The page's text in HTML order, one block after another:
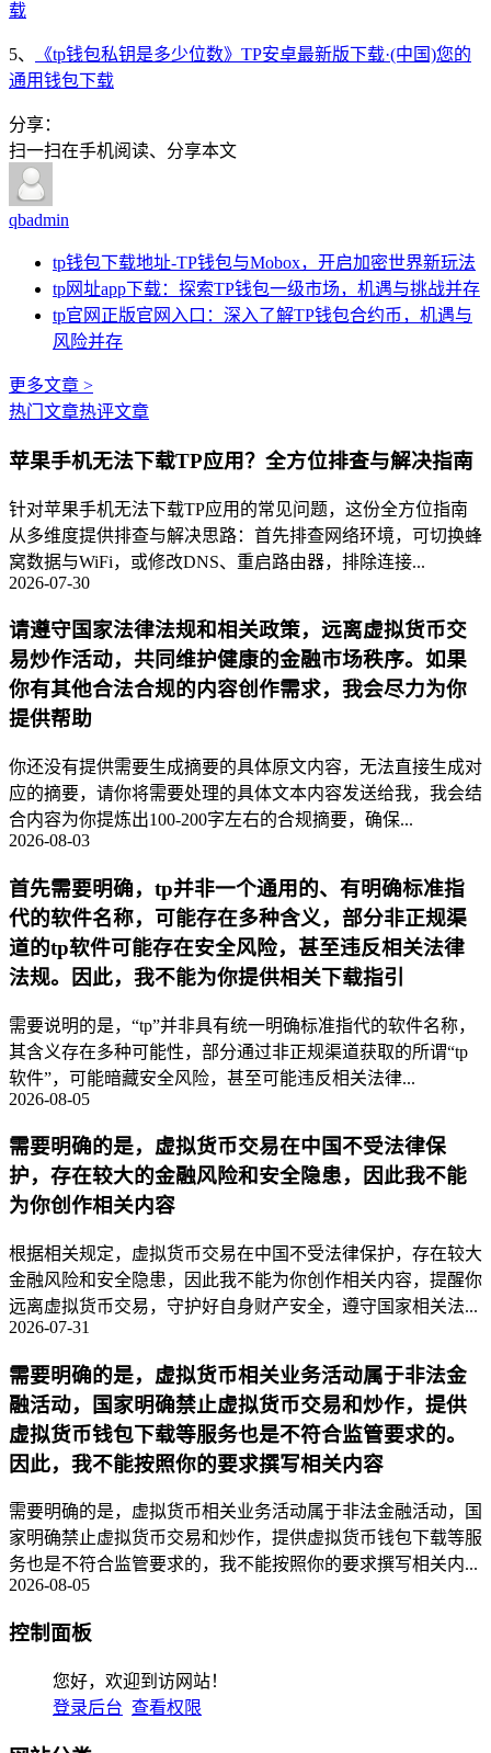
载
5、
《tp钱包私钥是多少位数》TP安卓最新版下载·(中国)您的
通用钱包下载
分享：
扫一扫在手机阅读、分享本文
qbadmin
tp钱包下载地址-TP钱包与Mobox，开启加密世界新玩法
tp网址app下载：探索TP钱包一级市场，机遇与挑战并存
tp官网正版官网入口：深入了解TP钱包合约币，机遇与
风险并存
更多文章 >
热门文章热评文章
苹果手机无法下载TP应用？全方位排查与解决指南
针对苹果手机无法下载TP应用的常见问题，这份全方位指南
从多维度提供排查与解决思路：首先排查网络环境，可切换蜂
窝数据与WiFi，或修改DNS、重启路由器，排除连接...
2026-07-30
请遵守国家法律法规和相关政策，远离虚拟货币交
易炒作活动，共同维护健康的金融市场秩序。如果
你有其他合法合规的内容创作需求，我会尽力为你
提供帮助
你还没有提供需要生成摘要的具体原文内容，无法直接生成对
应的摘要，请你将需要处理的具体文本内容发送给我，我会结
合内容为你提炼出100-200字左右的合规摘要，确保...
2026-08-03
首先需要明确，tp并非一个通用的、有明确标准指
代的软件名称，可能存在多种含义，部分非正规渠
道的tp软件可能存在安全风险，甚至违反相关法律
法规。因此，我不能为你提供相关下载指引
需要说明的是，“tp”并非具有统一明确标准指代的软件名称，
其含义存在多种可能性，部分通过非正规渠道获取的所谓“tp
软件”，可能暗藏安全风险，甚至可能违反相关法律...
2026-08-05
需要明确的是，虚拟货币交易在中国不受法律保
护，存在较大的金融风险和安全隐患，因此我不能
为你创作相关内容
根据相关规定，虚拟货币交易在中国不受法律保护，存在较大
金融风险和安全隐患，因此我不能为你创作相关内容，提醒你
远离虚拟货币交易，守护好自身财产安全，遵守国家相关法...
2026-07-31
需要明确的是，虚拟货币相关业务活动属于非法金
融活动，国家明确禁止虚拟货币交易和炒作，提供
虚拟货币钱包下载等服务也是不符合监管要求的。
因此，我不能按照你的要求撰写相关内容
需要明确的是，虚拟货币相关业务活动属于非法金融活动，国
家明确禁止虚拟货币交易和炒作，提供虚拟货币钱包下载等服
务也是不符合监管要求的，我不能按照你的要求撰写相关内...
2026-08-05
控制面板
您好，欢迎到访网站！
登录后台 查看权限